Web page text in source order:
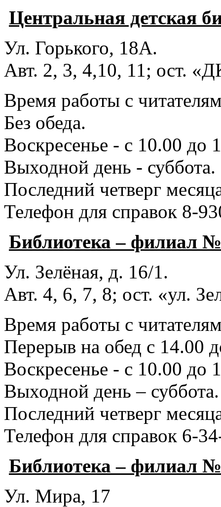
Центральная детская
Ул. Горького, 18А.
Авт. 2, 3, 4,10, 11; ост.
Время работы с
Без обеда.
Воскресенье - с 10.00 до
Выходной день - суббота.
Последний четверг
Телефон для справок 8-
Библиотека – филиал
Ул. Зелёная, д. 16/1.
Авт. 4, 6, 7, 8; ост. «ул.
Время работы с
Перерыв на обед с 14.00
Воскресенье - с 10.00 до
Выходной день – суббота.
Последний четверг
Телефон для справок 6-
Библиотека – филиал
Ул. Мира, 17